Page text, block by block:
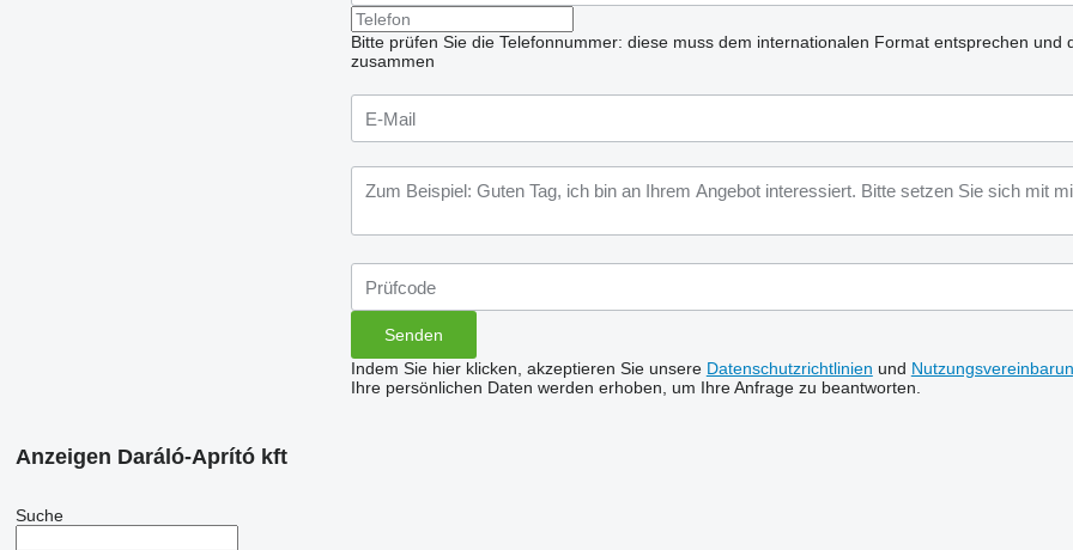
Bitte prüfen Sie die Telefonnummer: diese muss dem internationalen Format entsprechen und
zusammen
Indem Sie hier klicken, akzeptieren Sie unsere Datenschutzrichtlinien und
Ihre persönlichen Daten werden erhoben, um Ihre Anfrage zu beantworten.
Anzeigen Daráló-Aprító kft
Suche